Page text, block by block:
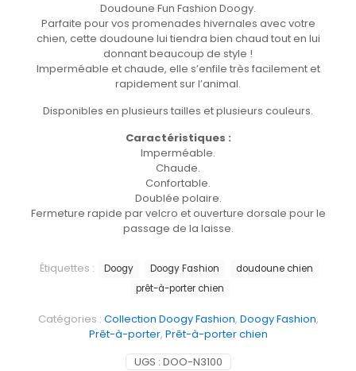
Doudoune Fun Fashion Doogy.
Parfaite pour vos promenades hivernales avec votre
chien, cette doudoune lui tiendra bien chaud tout en lui
donnant beaucoup de style !
Imperméable et chaude, elle s’enfile très facilement et
rapidement sur l’animal.
Disponibles en plusieurs tailles et plusieurs couleurs.
Caractéristiques :
Imperméable.
Chaude.
Confortable.
Doublée polaire.
Fermeture rapide par velcro et ouverture dorsale pour le
passage de la laisse.
UGS : DOO-N3100
Catégories : Collection Doogy Fashion, Doogy Fashion,
Prêt-à-porter, Prêt-à-porter chien
Étiquettes : Doogy Doogy Fashion
doudoune chien
prêt-à-porter chien